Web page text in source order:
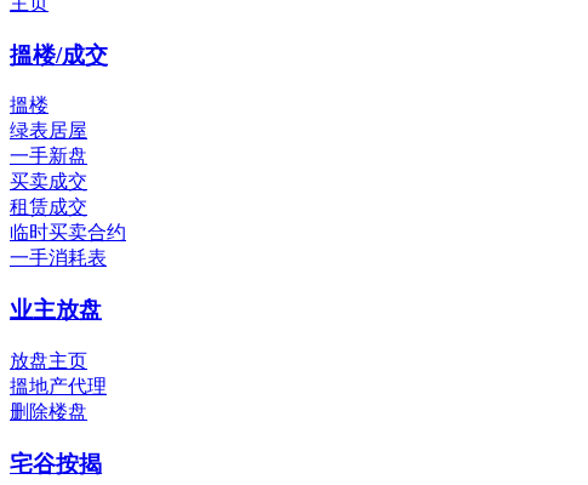
搵楼/成交
搵楼
绿表居屋
一手新盘
买卖成交
租赁成交
临时买卖合约
一手消耗表
业主放盘
放盘主页
搵地产代理
删除楼盘
宅谷按揭